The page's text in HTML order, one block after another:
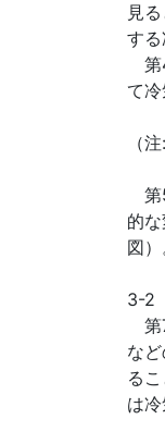
見
す
第
て
（
第
的
図
3-2
第
な
る
は